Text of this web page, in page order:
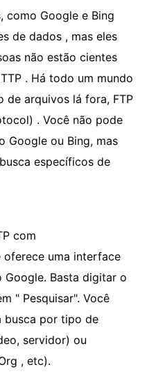
como Google e Bing
de dados , mas eles
não estão cientes
. Há todo um mundo
de arquivos lá fora, FTP
. Você não pode
Google ou Bing, mas
específicos de
com
oferece uma interface
Google. Basta digitar o
" Pesquisar". Você
busca por tipo de
servidor) ou
, etc).